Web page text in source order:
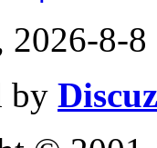
8-8
by